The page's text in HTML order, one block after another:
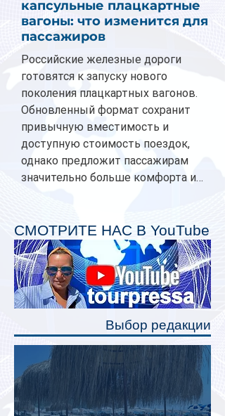
капсульные плацкартные
вагоны: что изменится для
пассажиров
Российские железные дороги
готовятся к запуску нового
поколения плацкартных вагонов.
Обновленный формат сохранит
привычную вместимость и
доступную стоимость поездок,
однако предложит пассажирам
значительно больше комфорта и
планируется начать в 2027 году.
Одним из главных нововведений
станут индивидуальные шторки у
каждого спального места. Они
позволят пассажирам закрыть свою
полку во время сна или отдыха,
СМОТРИТЕ НАС В YouTube
Выбор редакции